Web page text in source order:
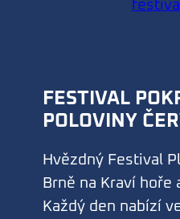
FESTIVAL
POLOVINY
Hvězdný Festival
Brně na Kraví hoře
Každý den nabízí